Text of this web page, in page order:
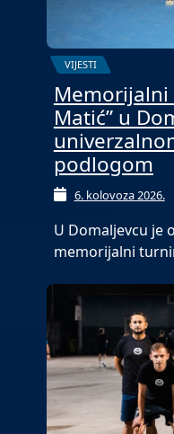
VIJESTI
Matić” u
podlogom
6. kolovoza 2026.
U Domaljevcu je
memorijalni